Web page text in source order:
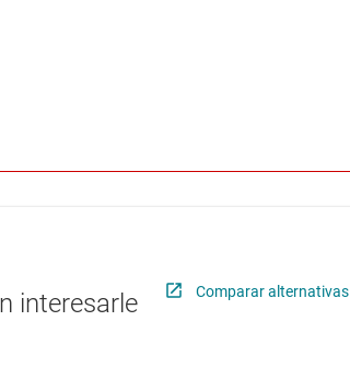
interesarle Comparar alternativas